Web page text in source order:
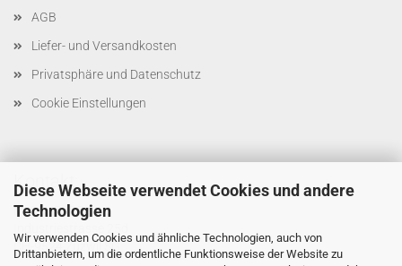
Diese Webseite verwendet Cookies und andere
Technologien
Wir verwenden Cookies und ähnliche Technologien, auch von
Drittanbietern, um die ordentliche Funktionsweise der Website zu
AGB
Liefer- und Versandkosten
Privatsphäre und Datenschutz
Cookie Einstellungen
Kontakt:
M. SCHERRER AG
CH-9524 Zuzwil SG